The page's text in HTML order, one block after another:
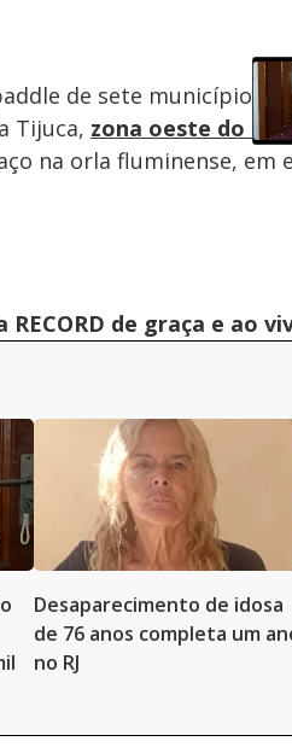
de sete municípios
Tijuca, zona oeste do Rio
na orla fluminense, em
de graça e ao
Desaparecimento de idosa
de 76 anos completa um
no RJ